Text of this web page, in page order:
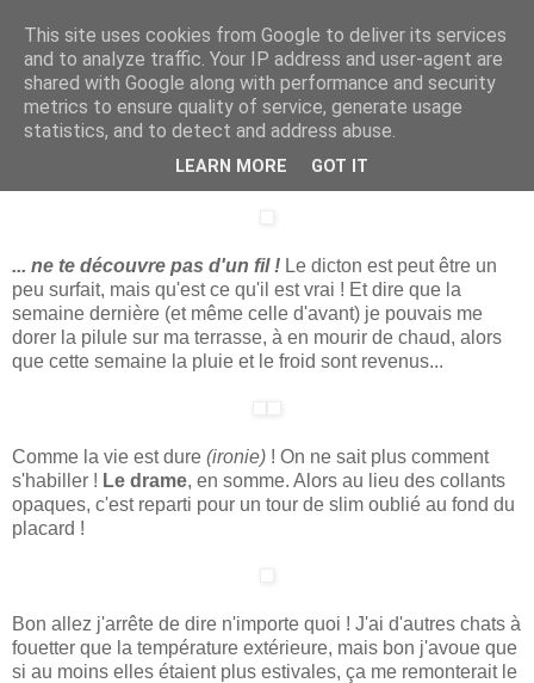
mercredi 29 avril 2009
... ne te découvre pas d'un fil ! Le dicton est peut être un
peu surfait, mais qu'est ce qu'il est vrai ! Et dire que la
semaine dernière (et même celle d'avant) je pouvais me
dorer la pilule sur ma terrasse, à en mourir de chaud, alors
que cette semaine la pluie et le froid sont revenus...
Comme la vie est dure (ironie) ! On ne sait plus comment
s'habiller ! Le drame, en somme. Alors au lieu des collants
opaques, c'est reparti pour un tour de slim oublié au fond du
placard !
Bon allez j'arrête de dire n'importe quoi ! J'ai d'autres chats à
fouetter que la température extérieure, mais bon j'avoue que
si au moins elles étaient plus estivales, ça me remonterait le
This site uses cookies from Google to deliver its services
and to analyze traffic. Your IP address and user-agent are
shared with Google along with performance and security
metrics to ensure quality of service, generate usage
statistics, and to detect and address abuse.
LEARN MORE GOT IT